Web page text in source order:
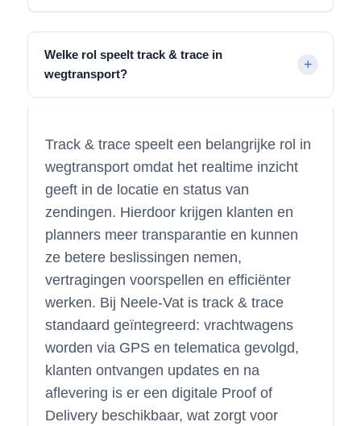
Welke rol speelt track & trace in
wegtransport?
Track & trace speelt een belangrijke rol in
wegtransport omdat het realtime inzicht
geeft in de locatie en status van
zendingen. Hierdoor krijgen klanten en
planners meer transparantie en kunnen
ze betere beslissingen nemen,
vertragingen voorspellen en efficiënter
werken. Bij Neele-Vat is track & trace
standaard geïntegreerd: vrachtwagens
worden via GPS en telematica gevolgd,
klanten ontvangen updates en na
aflevering is er een digitale Proof of
Delivery beschikbaar, wat zorgt voor